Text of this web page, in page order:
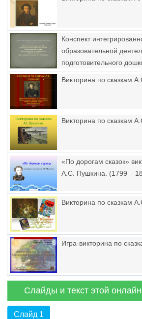
Конспект
образовательной
подготовительного
Викторина по сказкам
Викторина по сказкам
«По дорогам сказок»
А.С. Пушкина. (1799 –
Викторина по сказкам
Игра-викторина по
Слайды и текст этой
Слайд 1